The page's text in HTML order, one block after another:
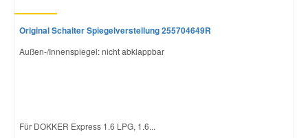
Original Schalter Spiegelverstellung 255704649R
Außen-/Innenspiegel: nicht abklappbar
Für DOKKER Express 1.6 LPG, 1.6...
Porsche Ersatzteile